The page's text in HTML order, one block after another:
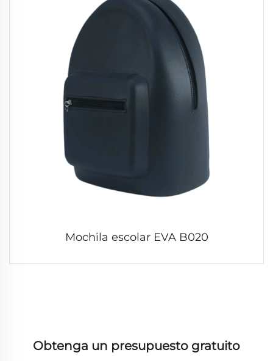
Mochila escolar EVA B020
Obtenga un presupuesto gratuito